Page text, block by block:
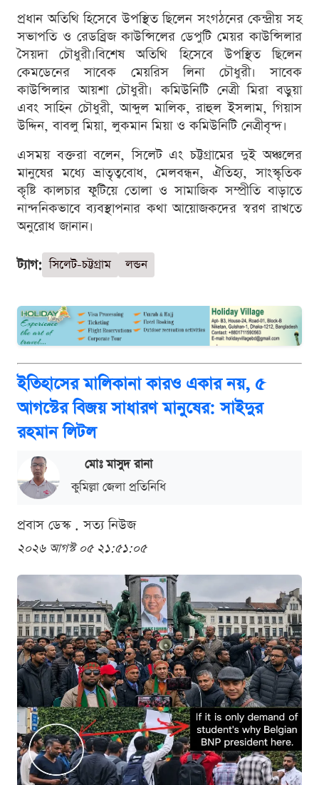
প্রধান অতিথি হিসেবে উপস্থিত ছিলেন সংগঠনের কেন্দ্রীয় সহ
সভাপতি ও রেডব্রিজ কাউন্সিলের ডেপুটি মেয়র কাউন্সিলার
সৈয়দা চৌধুরী।বিশেষ অতিথি হিসেবে উপস্থিত ছিলেন
কেমডেনের সাবেক মেয়রিস লিনা চৌধুরী। সাবেক
কাউন্সিলার আয়শা চৌধুরী। কমিউনিটি নেত্রী মিরা বড়ুয়া
এবং সাহিন চৌধুরী, আব্দুল মালিক, রাহুল ইসলাম, গিয়াস
উদ্দিন, বাবলু মিয়া, লুকমান মিয়া ও কমিউনিটি নেত্রীবৃন্দ।
এসময় বক্তরা বলেন, সিলেট এং চট্টগ্রামের দুই অঞ্চলের
মানুষের মধ্যে ভ্রাতৃত্ববোধ, মেলবন্ধন, ঐতিহ্য, সাংস্কৃতিক
কৃষ্টি কালচার ফুটিয়ে তোলা ও সামাজিক সম্প্রীতি বাড়াতে
নান্দনিকভাবে ব্যবস্থাপনার কথা আয়োজকদের স্বরণ রাখতে
অনুরোধ জানান।
ট্যাগ: সিলেট-চট্টগ্রাম লন্ডন
ইতিহাসের মালিকানা কারও একার নয়, ৫
আগস্টের বিজয় সাধারণ মানুষের: সাইদুর
রহমান লিটল
মোঃ মাসুদ রানা
কুমিল্লা জেলা প্রতিনিধি
প্রবাস ডেস্ক . সত্য নিউজ
২০২৬ আগস্ট ০৫ ২১:৫১:০৫